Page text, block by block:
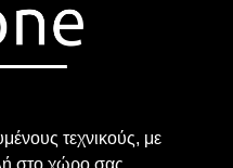
τεχνικούς, με